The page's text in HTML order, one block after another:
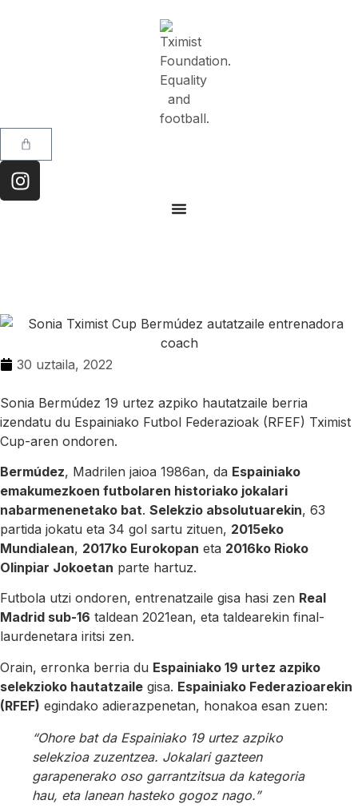
30 uztaila, 2022
Sonia Bermúdez 19 urtez azpiko hautatzaile berria
izendatu du Espainiako Futbol Federazioak (RFEF) Tximist
Cup-aren ondoren.
Bermúdez, Madrilen jaioa 1986an, da Espainiako
emakumezkoen futbolaren historiako jokalari
nabarmenenetako bat. Selekzio absolutuarekin, 63
partida jokatu eta 34 gol sartu zituen, 2015eko
Mundialean, 2017ko Eurokopan eta 2016ko Rioko
Olinpiar Jokoetan parte hartuz.
Futbola utzi ondoren, entrenatzaile gisa hasi zen Real
Madrid sub-16 taldean 2021ean, eta taldearekin final-
laurdenetara iritsi zen.
Orain, erronka berria du Espainiako 19 urtez azpiko
selekzioko hautatzaile gisa. Espainiako Federazioarekin
(RFEF) egindako adierazpenetan, honakoa esan zuen:
“Ohore bat da Espainiako 19 urtez azpiko
selekzioa zuzentzea. Jokalari gazteen
garapenerako oso garrantzitsua da kategoria
hau, eta lanean hasteko gogoz nago.”